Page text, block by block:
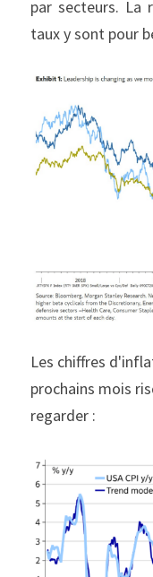
par secteurs. La
taux y sont pour
Les chiffres
prochains mois
regarder :